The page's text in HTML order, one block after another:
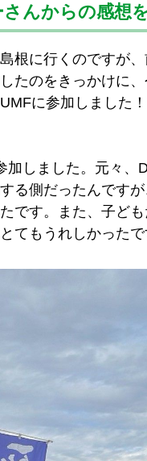
んからの感想
根に行くのですが
たのをきっかけに
に参加しました
加しました。元々、
る側だったんです
です。また、子ど
てもうれしかった